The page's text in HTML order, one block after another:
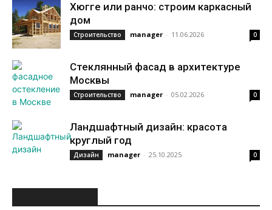
Хюгге или ранчо: строим каркасный
дом
Строительство manager - 11.06.2026 0
Стеклянный фасад в архитектуре
Москвы
Строительство manager - 05.02.2026 0
Ландшафтный дизайн: красота
круглый год
Дизайн manager - 25.10.2025 0